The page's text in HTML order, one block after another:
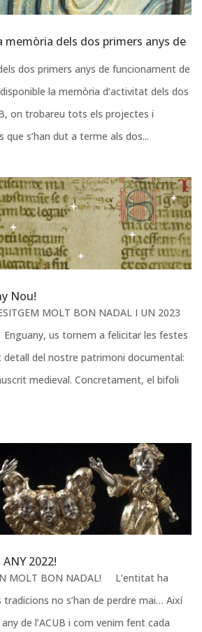
memòria dels dos primers anys de
dos primers anys de funcionament de
la memòria d’activitat dels dos
on trobareu tots els projectes i
s’han dut a terme als dos...
Nou!
MOLT BON NADAL I UN 2023
us tornem a felicitar les festes
del nostre patrimoni documental:
medieval. Concretament, el bifoli
2022!
MOLT BON NADAL! L’entitat ha
no s’han de perdre mai… Així
de l’ACUB i com venim fent cada